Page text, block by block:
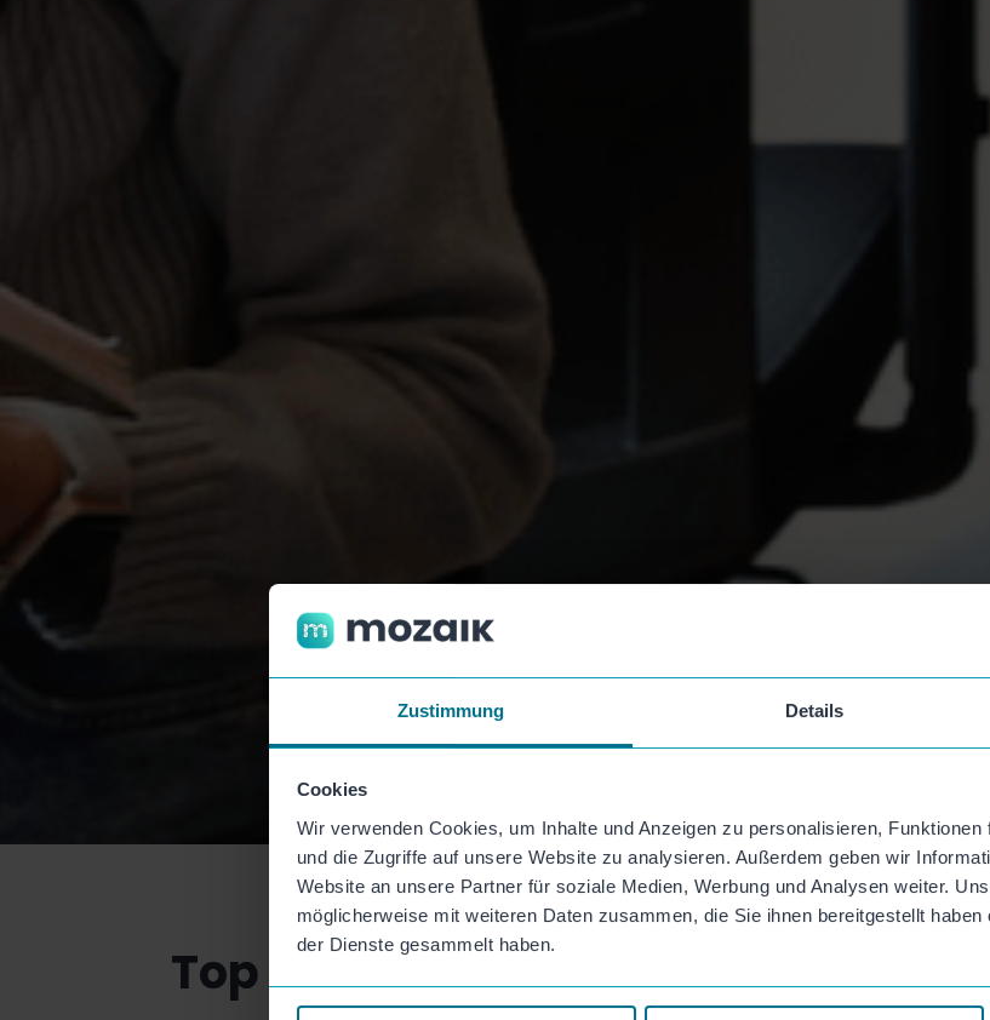
Zustimmung Details
Cookies
Wir verwenden Cookies, um Inhalte und Anzeigen zu personalisieren,
und die Zugriffe auf unsere Website zu analysieren. Außerdem geben wir
Website an unsere Partner für soziale Medien, Werbung und Analysen weiter.
möglicherweise mit weiteren Daten zusammen, die Sie ihnen bereitgestellt
der Dienste gesammelt haben.
Top Employer Branding